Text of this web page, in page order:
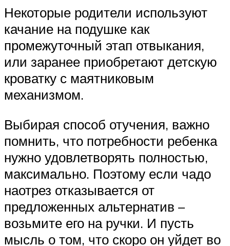
Некоторые родители используют
качание на подушке как
промежуточный этап отвыкания,
или заранее приобретают детскую
кроватку с маятниковым
механизмом.
Выбирая способ отучения, важно
помнить, что потребности ребенка
нужно удовлетворять полностью,
максимально. Поэтому если чадо
наотрез отказывается от
предложенных альтернатив –
возьмите его на ручки. И пусть
мысль о том, что скоро он уйдет во